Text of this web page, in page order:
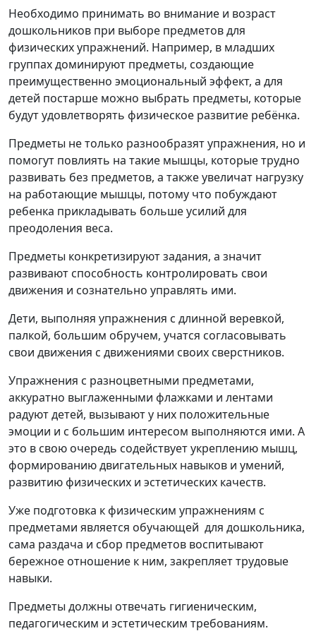
Необходимо принимать во внимание и возраст
дошкольников при выборе предметов для
физических упражнений. Например, в младших
группах доминируют предметы, создающие
преимущественно эмоциональный эффект, а для
детей постарше можно выбрать предметы, которые
будут удовлетворять физическое развитие ребёнка.
Предметы не только разнообразят упражнения, но и
помогут повлиять на такие мышцы, которые трудно
развивать без предметов, а также увеличат нагрузку
на работающие мышцы, потому что побуждают
ребенка прикладывать больше усилий для
преодоления веса.
Предметы конкретизируют задания, а значит
развивают способность контролировать свои
движения и сознательно управлять ими.
Дети, выполняя упражнения с длинной веревкой,
палкой, большим обручем, учатся согласовывать
свои движения с движениями своих сверстников.
Упражнения с разноцветными предметами,
аккуратно выглаженными флажками и лентами
радуют детей, вызывают у них положительные
эмоции и с большим интересом выполняются ими. А
это в свою очередь содействует укреплению мышц,
формированию двигательных навыков и умений,
развитию физических и эстетических качеств.
Уже подготовка к физическим упражнениям с
предметами является обучающей для дошкольника,
сама раздача и сбор предметов воспитывают
бережное отношение к ним, закрепляет трудовые
навыки.
Предметы должны отвечать гигиеническим,
педагогическим и эстетическим требованиям.